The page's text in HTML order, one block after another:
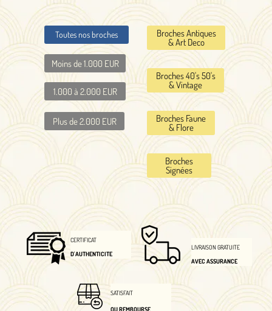
CERTIFICAT
D'AUTHENTICITE
LIVRAISON GRATUITE
AVEC ASSURANCE
SATISFAIT
OU REMBOURSE
Broches Antiques
& Art Deco
Broches 40's 50's
& Vintage
Broches
Signées
Broches Faune
& Flore
Toutes nos broches
1.000 à 2.000 EUR
Moins de 1.000 EUR
Plus de 2.000 EUR